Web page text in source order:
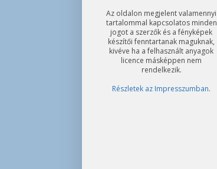
Az oldalon megjelent valamennyi
tartalommal kapcsolatos minden
jogot a szerzők és a fényképek
készítői fenntartanak maguknak,
kivéve ha a felhasznált anyagok
licence másképpen nem
rendelkezik.
Részletek az Impresszumban.